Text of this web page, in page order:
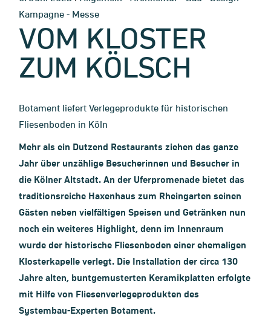
Kampagne - Messe
VOM KLOSTER
ZUM KÖLSCH
Botament liefert Verlegeprodukte für historischen
Fliesenboden in Köln
Mehr als ein Dutzend Restaurants ziehen das ganze
Jahr über unzählige Besucherinnen und Besucher in
die Kölner Altstadt. An der Uferpromenade bietet das
traditionsreiche Haxenhaus zum Rheingarten seinen
Gästen neben vielfältigen Speisen und Getränken nun
noch ein weiteres Highlight, denn im Innenraum
wurde der historische Fliesenboden einer ehemaligen
Klosterkapelle verlegt. Die Installation der circa 130
Jahre alten, buntgemusterten Keramikplatten erfolgte
mit Hilfe von Fliesenverlegeprodukten des
Systembau-Experten Botament.